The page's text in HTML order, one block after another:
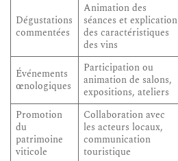
Dégustations
commentées
Animation des
séances et explication
des caractéristiques
des vins
Événements
œnologiques
Participation ou
animation de salons,
expositions, ateliers
Promotion
du
patrimoine
viticole
Collaboration avec
les acteurs locaux,
communication
touristique